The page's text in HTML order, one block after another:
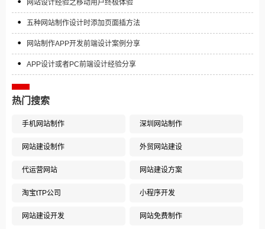
网站设计经验之移动用户终极体验
五种网站制作设计时添加页面插方法
网站制作APP开发前端设计案例分享
APP设计或者PC前端设计经验分享
热门搜索
手机网站制作 深圳网站制作
网站建设制作 外贸网站建设
代运营网站 网站建设方案
淘宝tTP公司 小程序开发
网站建设开发 网站免费制作